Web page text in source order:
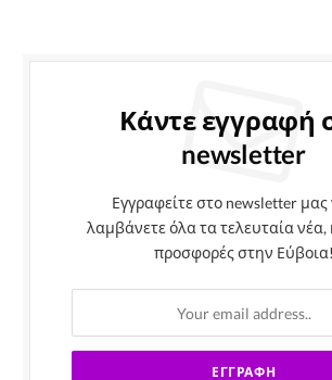
Κάντε εγγραφή
newsletter
Εγγραφείτε στο newsletter μας
λαμβάνετε όλα τα τελευταία νέα,
προσφορές στην Εύβοια!